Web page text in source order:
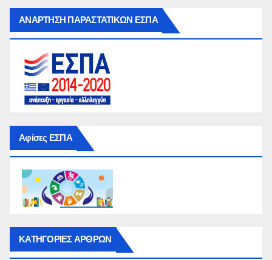
ΑΝΑΡΤΗΣΗ ΠΑΡΑΣΤΑΤΙΚΩΝ ΕΣΠΑ
Αφίσες ΕΣΠΑ
ΚΑΤΗΓΟΡΙΕΣ ΑΡΘΡΩΝ